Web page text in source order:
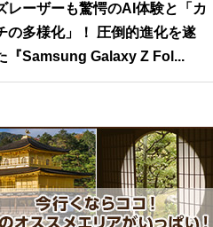
レーザーも驚愕のAI体験と「カ
の多様化」！ 圧倒的進化を遂
『Samsung Galaxy Z Fol...